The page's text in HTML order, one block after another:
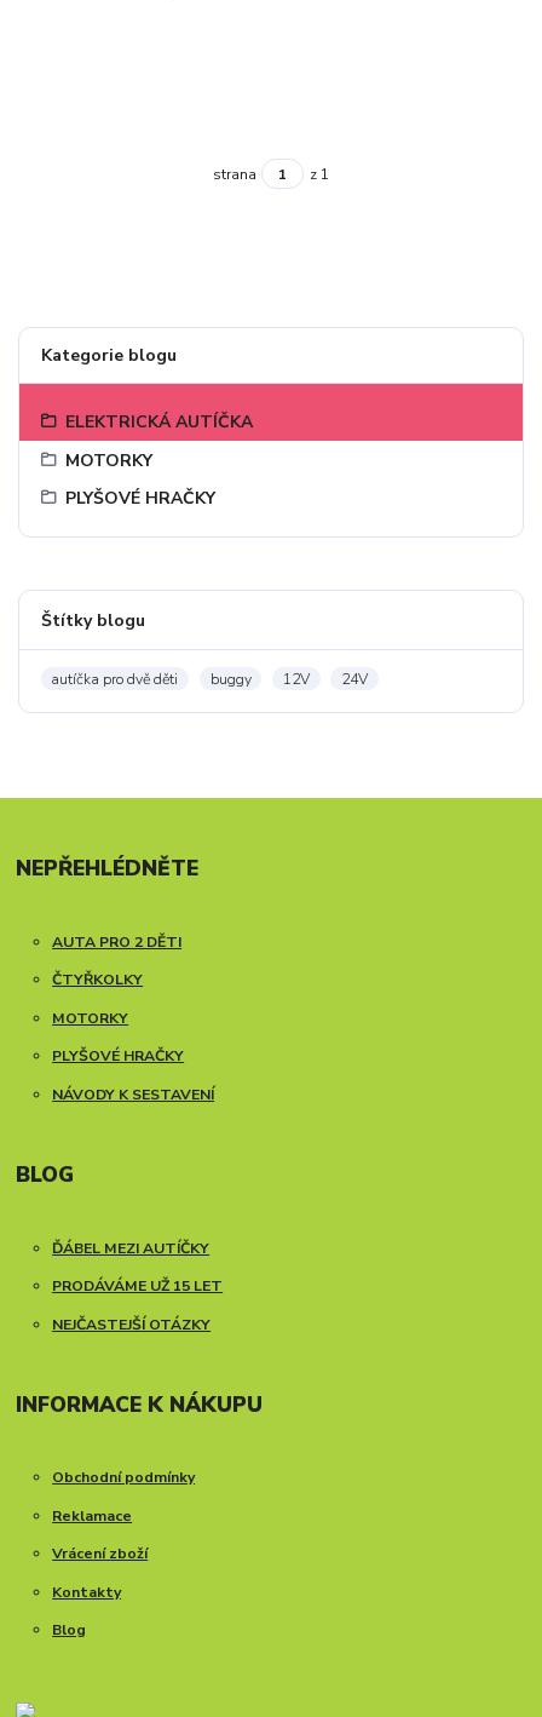
Kategorie blogu
ELEKTRICKÁ AUTÍČKA
MOTORKY
PLYŠOVÉ HRAČKY
Štítky blogu
autíčka pro dvě děti buggy 12V 24V
strana z 1
NEPŘEHLÉDNĚTE
AUTA PRO 2 DĚTI
ČTYŘKOLKY
MOTORKY
PLYŠOVÉ HRAČKY
NÁVODY K SESTAVENÍ
BLOG
ĎÁBEL MEZI AUTÍČKY
PRODÁVÁME UŽ 15 LET
NEJČASTEJŠÍ OTÁZKY
INFORMACE K NÁKUPU
Obchodní podmínky
Reklamace
Vrácení zboží
Kontakty
Blog